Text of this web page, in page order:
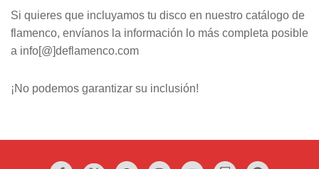
Si quieres que incluyamos tu disco en nuestro catálogo de
flamenco, envíanos la información lo más completa posible
a info[@]deflamenco.com
¡No podemos garantizar su inclusión!